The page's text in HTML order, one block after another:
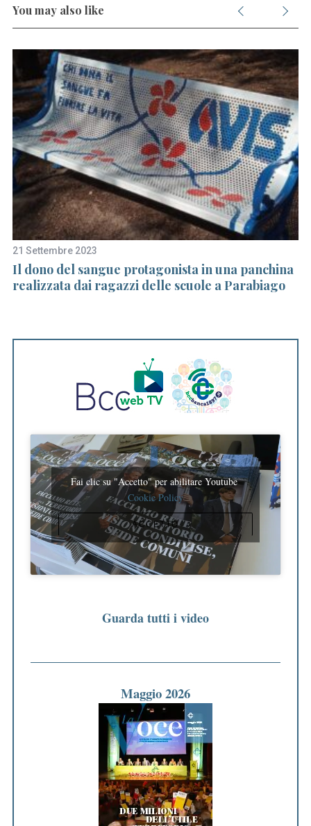
You may also like
21 Settembre 2023
Il dono del sangue protagonista in una panchina
realizzata dai ragazzi delle scuole a Parabiago
Fai clic su "Accetto" per abilitare Youtube
Cookie Policy
ACCETTO
Guarda tutti i video
Maggio 2026